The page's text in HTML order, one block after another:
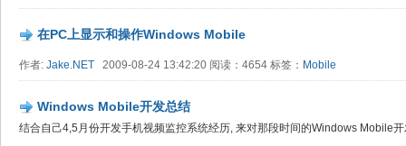
在PC上显示和操作Windows Mobile
作者: Jake.NET 2009-08-24 13:42:20 阅读：4654 标签： Mobile
Windows Mobile开发总结
结合自己4,5月份开发手机视频监控系统经历, 来对那段时间的Windows Mobile